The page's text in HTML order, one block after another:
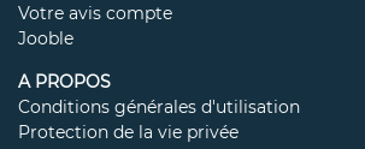
Votre avis compte
Jooble
A PROPOS
Conditions générales d'utilisation
Protection de la vie privée